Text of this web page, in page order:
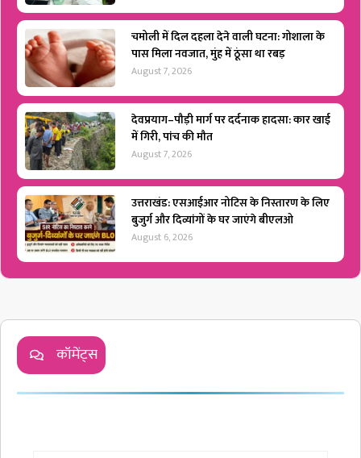
चमोली में दिल दहला देने वाली घटना: गोशाला के
पास मिला नवजात, मुंह में ठूंसा था रबड़
August 7, 2026
देवप्रयाग–पौड़ी मार्ग पर दर्दनाक हादसा: कार खाई
में गिरी, पांच की मौत
August 7, 2026
उत्तराखंड: एसआईआर नोटिस के निस्तारण के लिए
बुजुर्ग और दिव्यांगों के घर जाएंगे बीएलओ
August 6, 2026
कॉमेंट्स